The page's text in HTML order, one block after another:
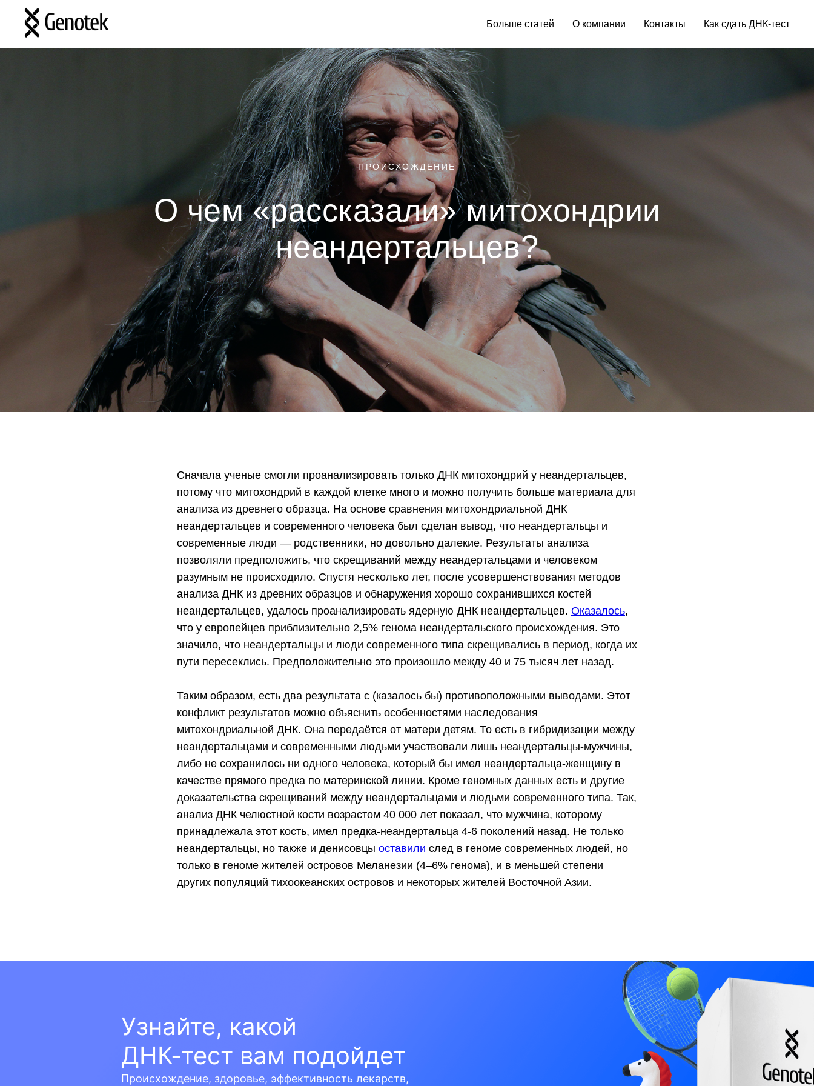
Больше статей О компании Контакты Как сдать ДНК-тест
ПРОИСХОЖДЕНИЕ
О чем «рассказали» митохондрии
неандертальцев?
Сначала ученые смогли проанализировать только ДНК митохондрий у неандертальцев,
потому что митохондрий в каждой клетке много и можно получить больше материала для
анализа из древнего образца. На основе сравнения митохондриальной ДНК
неандертальцев и современного человека был сделан вывод, что неандертальцы и
современные люди — родственники, но довольно далекие. Результаты анализа
позволяли предположить, что скрещиваний между неандертальцами и человеком
разумным не происходило. Спустя несколько лет, после усовершенствования методов
анализа ДНК из древних образцов и обнаружения хорошо сохранившихся костей
неандертальцев, удалось проанализировать ядерную ДНК неандертальцев. Оказалось,
что у европейцев приблизительно 2,5% генома неандертальского происхождения. Это
значило, что неандертальцы и люди современного типа скрещивались в период, когда их
пути пересеклись. Предположительно это произошло между 40 и 75 тысяч лет назад.
Таким образом, есть два результата с (казалось бы) противоположными выводами. Этот
конфликт результатов можно объяснить особенностями наследования
митохондриальной ДНК. Она передаётся от матери детям. То есть в гибридизации между
неандертальцами и современными людьми участвовали лишь неандертальцы-мужчины,
либо не сохранилось ни одного человека, который бы имел неандертальца-женщину в
качестве прямого предка по материнской линии. Кроме геномных данных есть и другие
доказательства скрещиваний между неандертальцами и людьми современного типа. Так,
анализ ДНК челюстной кости возрастом 40 000 лет показал, что мужчина, которому
принадлежала этот кость, имел предка-неандертальца 4-6 поколений назад. Не только
неандертальцы, но также и денисовцы оставили след в геноме современных людей, но
только в геноме жителей островов Меланезии (4–6% генома), и в меньшей степени
других популяций тихоокеанских островов и некоторых жителей Восточной Азии.
Узнайте, какой
ДНК-тест вам подойдет
Происхождение, здоровье, эффективность лекарств,